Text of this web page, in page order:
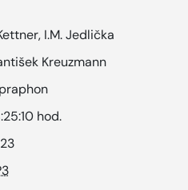
, I.M. Jedlička
Kreuzmann
hod.